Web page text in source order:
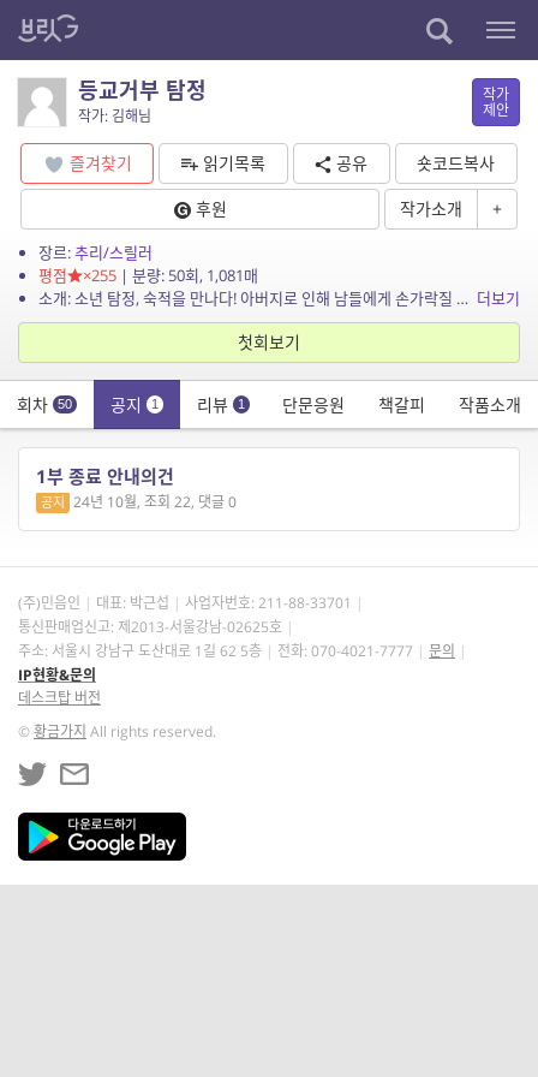
등교거부 탐정
작가: 김해님
작가
제안
즐겨찾기 읽기목록 공유
숏코드복사
후원
작가소개 +
장르:추리/스릴러
평점
×255| 분량: 50회, 1,081매
소개: 소년 탐정, 숙적을 만나다! 아버지로 인해 남들에게 손가락질 받는 운명을 떠안게 된 소년, 윤현우. 마음의 문을 닫은 채 고등학교 진학도 포기하고 하루하루를 무의미하게 보내던 현우... 더보기
첫회보기
회차 50 공지 1 리뷰 1 단문응원 책갈피 작품소개
1부 종료 안내의건
공지 24년 10월, 조회 22, 댓글 0
(주)민음인 대표: 박근섭 사업자번호: 211-88-33701
통신판매업신고: 제2013-서울강남-02625호
주소: 서울시 강남구 도산대로 1길 62 5층
전화: 070-4021-7777
문의
IP현황&문의
데스크탑 버전
©황금가지 All rights reserved.